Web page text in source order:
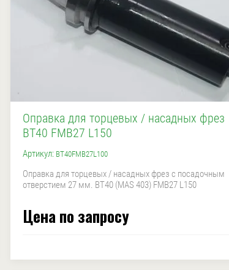
Оправка для торцевых / насадных фрез
BT40 FMB27 L150
Артикул:BT40FMB27L100
Оправка для торцевых / насадных фрез с посадочным
отверстием 27 мм. BT40 (MAS 403) FMB27 L150
Цена по запросу